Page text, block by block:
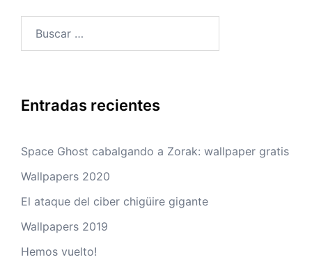
Entradas recientes
Space Ghost cabalgando a Zorak: wallpaper gratis
Wallpapers 2020
El ataque del ciber chigüire gigante
Wallpapers 2019
Hemos vuelto!